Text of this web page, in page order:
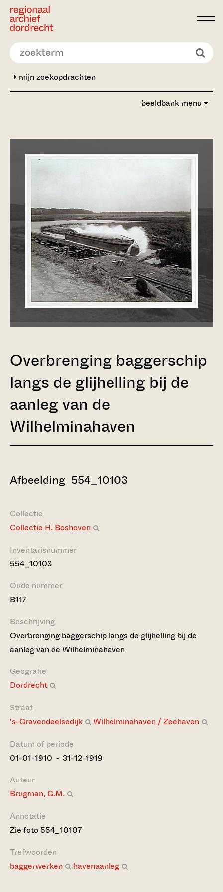
Ga direct naar de inhoud
mijn zoekopdrachten
beeldbank menu
Overbrenging baggerschip
langs de glijhelling bij de
aanleg van de
Wilhelminahaven
Afbeelding 554_10103
Collectie
Collectie H. Boshoven
Inventarisnummer
554_10103
Oude nummer
B117
Beschrijving
Overbrenging baggerschip langs de glijhelling bij de
aanleg van de Wilhelminahaven
Geografie
Dordrecht
Straat
's-Gravendeelsedijk
Wilhelminahaven / Zeehaven
Datum of periode
01-01-1910 ‐ 31-12-1919
Auteur
Brugman, G.M.
Annotatie
Zie foto 554_10107
Trefwoorden
baggerwerken
havenaanleg